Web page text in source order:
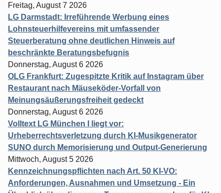
Freitag, August 7 2026
LG Darmstadt: Irreführende Werbung eines
Lohnsteuerhilfevereins mit umfassender
Steuerberatung ohne deutlichen Hinweis auf
beschränkte Beratungsbefugnis
Donnerstag, August 6 2026
OLG Frankfurt: Zugespitzte Kritik auf Instagram über
Restaurant nach Mäuseköder-Vorfall von
Meinungsäußerungsfreiheit gedeckt
Donnerstag, August 6 2026
Volltext LG München I liegt vor:
Urheberrechtsverletzung durch KI-Musikgenerator
SUNO durch Memorisierung und Output-Generierung
Mittwoch, August 5 2026
Kennzeichnungspflichten nach Art. 50 KI-VO:
Anforderungen, Ausnahmen und Umsetzung - Ein